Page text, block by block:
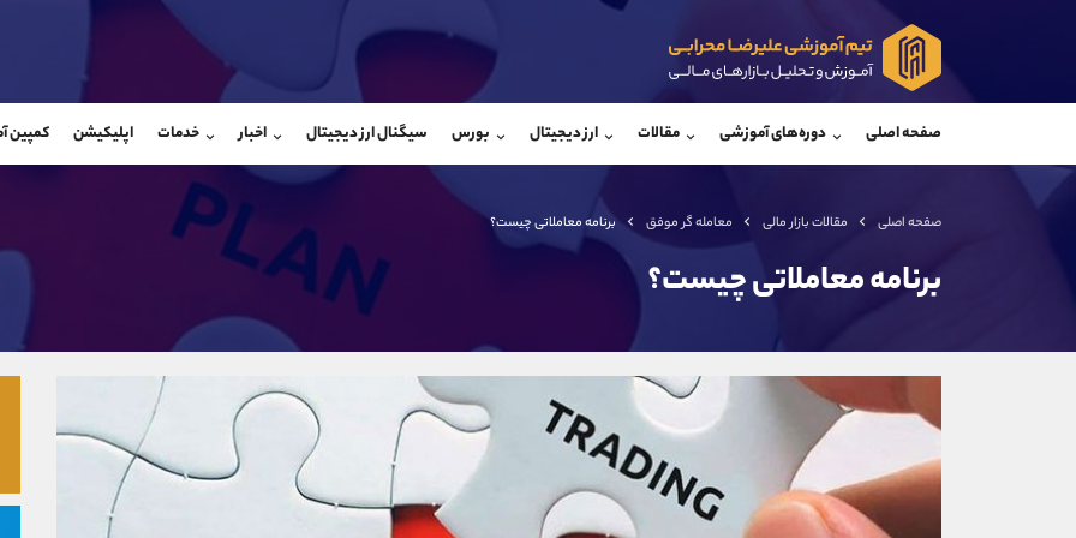
صفحه اصلی دوره‌های آموزشی مقالات ارز دیجیتال بورس سیگنال ارز دیجیتال اخبار خدمات اپلیکیشن کمپین
صفحه اصلی مقالات بازار مالی معامله گر موفق برنامه معاملاتی چیست؟
برنامه معاملاتی چیست؟
@Armteam_admin_104
104
شروع گفتگو
@Armteam_admin_103
103 داخلی
تلفن
بدون پیش شماره
کانال تلگرام
کانال بله